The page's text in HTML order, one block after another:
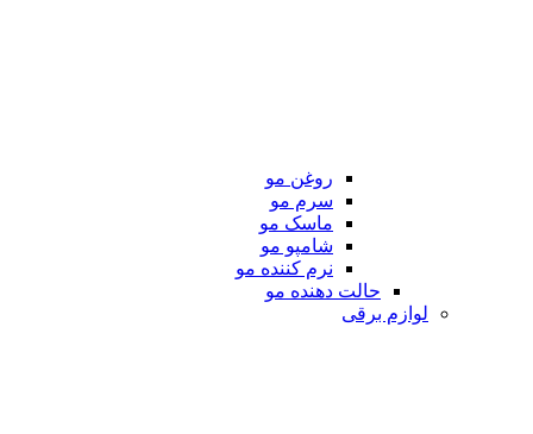
روغن مو
سرم مو
ماسک مو
شامپو مو
نرم کننده مو
حالت دهنده مو
لوازم برقی